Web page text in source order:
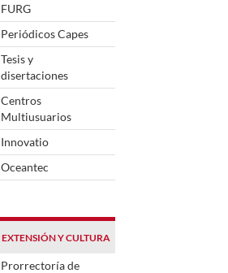
FURG
Periódicos Capes
Tesis y
disertaciones
Centros
Multiusuarios
Innovatio
Oceantec
EXTENSIÓN Y CULTURA
Prorrectoría de